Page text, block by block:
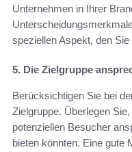
Unternehmen in Ihrer
speziellen Aspekt, den
5. Die Zielgruppe
Berücksichtigen Sie bei
Zielgruppe. Überlegen
potenziellen Besucher
bieten könnten. Eine gute